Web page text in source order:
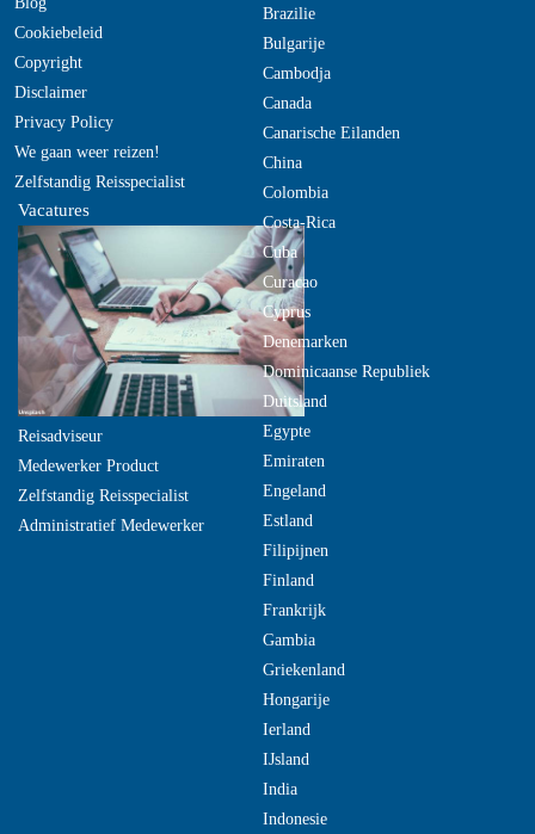
Cookiebeleid
Copyright
Disclaimer
Privacy Policy
We gaan weer reizen!
Zelfstandig Reisspecialist
Vacatures
Reisadviseur
Medewerker Product
Zelfstandig Reisspecialist
Administratief Medewerker
Brazilie
Bulgarije
Cambodja
Canada
Canarische Eilanden
China
Colombia
Costa-Rica
Cuba
Curacao
Cyprus
Denemarken
Dominicaanse Republiek
Duitsland
Egypte
Emiraten
Engeland
Estland
Filipijnen
Finland
Frankrijk
Gambia
Griekenland
Hongarije
Ierland
IJsland
India
Indonesie